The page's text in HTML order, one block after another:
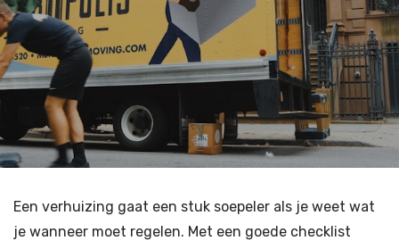
Een verhuizing gaat een stuk soepeler als je weet wat
je wanneer moet regelen. Met een goede checklist